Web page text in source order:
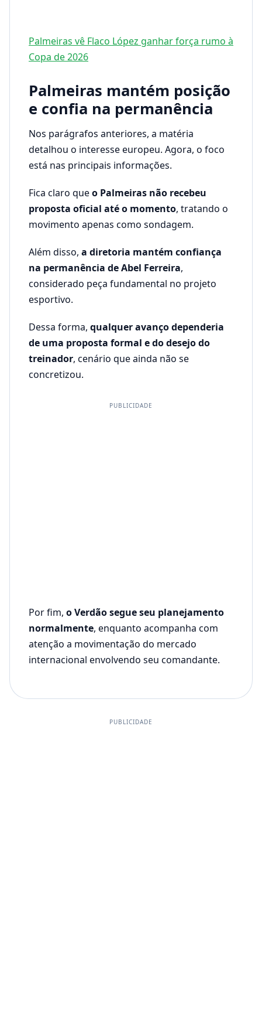
Palmeiras vê Flaco López ganhar força rumo à
Copa de 2026
Palmeiras mantém posição
e confia na permanência
Nos parágrafos anteriores, a matéria
detalhou o interesse europeu. Agora, o foco
está nas principais informações.
Fica claro queo Palmeiras não recebeu
proposta oficial até o momento, tratando o
movimento apenas como sondagem.
Além disso, a diretoria mantém confiança
na permanência de Abel Ferreira,
considerado peça fundamental no projeto
esportivo.
Dessa forma, qualquer avanço dependeria
de uma proposta formal e do desejo do
treinador, cenário que ainda não se
concretizou.
PUBLICIDADE
Por fim, o Verdão segue seu planejamento
normalmente, enquanto acompanha com
atenção a movimentação do mercado
internacional envolvendo seu comandante.
PUBLICIDADE